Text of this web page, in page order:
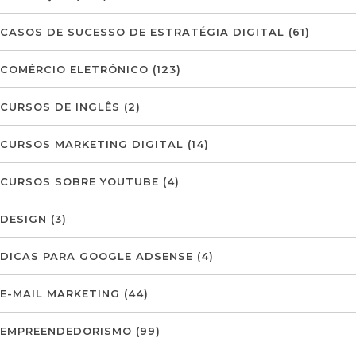
CASOS DE SUCESSO DE ESTRATÉGIA DIGITAL (61)
COMÉRCIO ELETRÓNICO (123)
CURSOS DE INGLÊS (2)
CURSOS MARKETING DIGITAL (14)
CURSOS SOBRE YOUTUBE (4)
DESIGN (3)
DICAS PARA GOOGLE ADSENSE (4)
E-MAIL MARKETING (44)
EMPREENDEDORISMO (99)